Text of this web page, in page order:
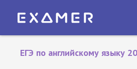
ЕГЭ по английскому языку